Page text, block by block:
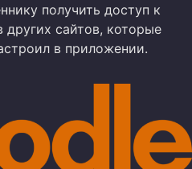
получить доступ к
других сайтов, которые
в приложении.